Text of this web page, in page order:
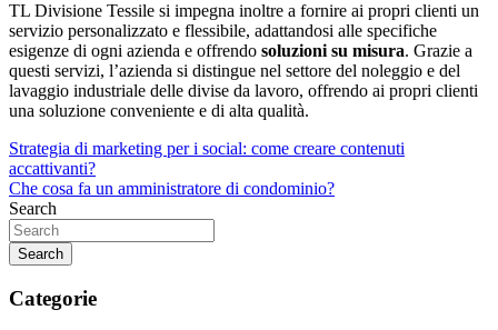
TL Divisione Tessile si impegna inoltre a fornire ai propri clienti un
servizio personalizzato e flessibile, adattandosi alle specifiche
esigenze di ogni azienda e offrendo soluzioni su misura. Grazie a
questi servizi, l’azienda si distingue nel settore del noleggio e del
lavaggio industriale delle divise da lavoro, offrendo ai propri clienti
una soluzione conveniente e di alta qualità.
Navigazione
articoli
Strategia di marketing per i social: come creare contenuti
accattivanti?
Che cosa fa un amministratore di condominio?
Search
Search
Categorie